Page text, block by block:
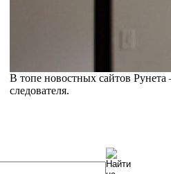
В топе новостных сайтов Рунета
следователя.